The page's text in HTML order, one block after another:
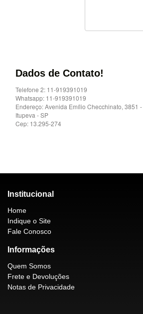
Dados de Contato!
Telefone 2: 11-919391019
Whatsapp: 11-919391019
Endereço: Avenida Emílio Checchinato, 3851
Itupeva - SP
Cep: 13.295-274
Institucional
Home
Indique o Site
Fale Conosco
Informações
Quem Somos
Frete e Devoluções
Notas de Privacidade